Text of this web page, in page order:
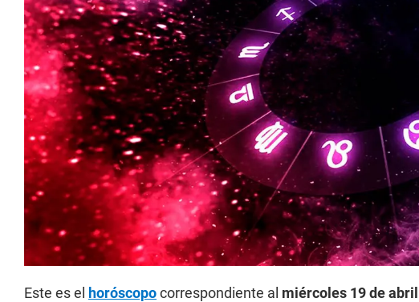
Este es el horóscopocorrespondiente al miércoles 19 de